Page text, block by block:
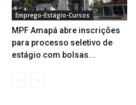
Emprego-Estágio-Cursos
MPF Amapá abre inscrições
para processo seletivo de
estágio com bolsas...